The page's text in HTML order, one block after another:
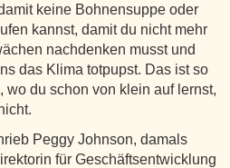
keine Bohnensuppe oder
kannst, damit du nicht mehr
nachdenken musst und
das Klima totpupst. Das ist so
du schon von klein auf lernst,
Peggy Johnson, damals
für Geschäftsentwicklung